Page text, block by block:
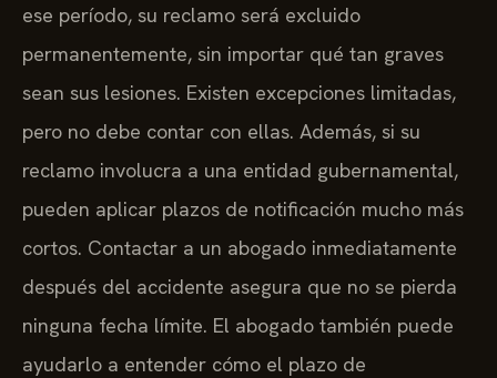
ese período, su reclamo será excluido
permanentemente, sin importar qué tan graves
sean sus lesiones. Existen excepciones limitadas,
pero no debe contar con ellas. Además, si su
reclamo involucra a una entidad gubernamental,
pueden aplicar plazos de notificación mucho más
cortos. Contactar a un abogado inmediatamente
después del accidente asegura que no se pierda
ninguna fecha límite. El abogado también puede
ayudarlo a entender cómo el plazo de